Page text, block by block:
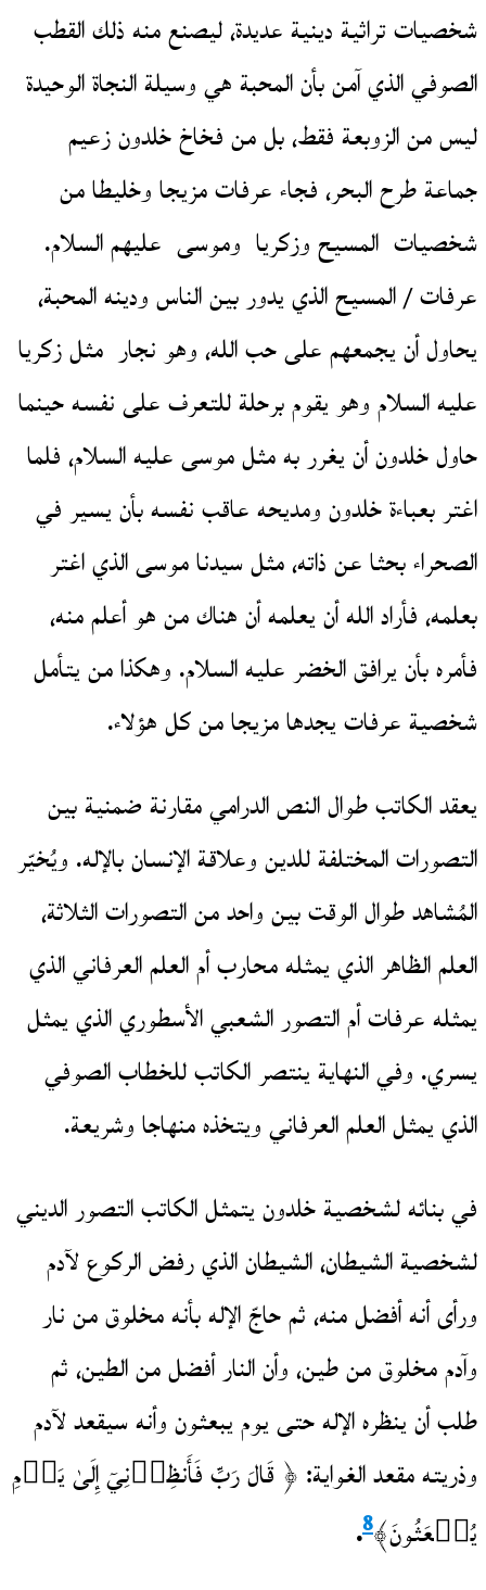
شخصيات تراثية دينية عديدة، ليصنع منه ذلك القطب
الصوفي الذي آمن بأن المحبة هي وسيلة النجاة الوحيدة
ليس من الزوبعة فقط، بل من فخاخ خلدون زعيم
جماعة طرح البحر، فجاء عرفات مزيجا وخليطا من
شخصيات المسيح وزكريا وموسى عليهم السلام.
عرفات / المسيح الذي يدور بين الناس ودينه المحبة،
يحاول أن يجمعهم على حب الله، وهو نجار مثل زكريا
عليه السلام وهو يقوم برحلة للتعرف على نفسه حينما
حاول خلدون أن يغرر به مثل موسى عليه السلام، فلما
اغتر بعباءة خلدون ومديحه عاقب نفسه بأن يسير في
الصحراء بحثا عن ذاته، مثل سيدنا موسى الذي اغتر
بعلمه، فأراد الله أن يعلمه أن هناك من هو أعلم منه،
فأمره بأن يرافق الخضر عليه السلام. وهكذا من يتأمل
شخصية عرفات يجدها مزيجا من كل هؤلاء.
يعقد الكاتب طوال النص الدرامي مقارنة ضمنية بين
التصورات المختلفة للدين وعلاقة الإنسان بالإله. ويُخيّر
المُشاهد طوال الوقت بين واحد من التصورات الثلاثة،
العلم الظاهر الذي يمثله محارب أم العلم العرفاني الذي
يمثله عرفات أم التصور الشعبي الأسطوري الذي يمثل
يسري. وفي النهاية ينتصر الكاتب للخطاب الصوفي
الذي يمثل العلم العرفاني ويتخذه منهاجا وشريعة.
في بنائه لشخصية خلدون يتمثل الكاتب التصور الديني
لشخصية الشيطان، الشيطان الذي رفض الركوع لآدم
ورأى أنه أفضل منه، ثم حاجّ الإله بأنه مخلوق من نار
وآدم مخلوق من طين، وأن النار أفضل من الطين، ثم
طلب أن ينظره الإله حتى يوم يبعثون وأنه سيقعد لآدم
وذريته مقعد الغواية: ﴿ قَالَ رَبِّ فَأَنظِرۡنِيٓ إِلَىٰ يَوۡمِ
يُبۡعَثُونَ﴾8
.